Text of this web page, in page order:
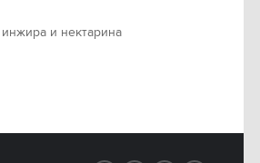
и нектарина